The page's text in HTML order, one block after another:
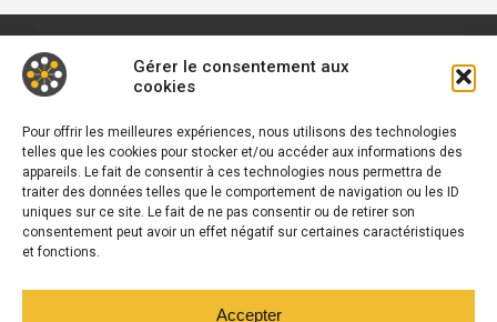
Gérer le consentement aux
cookies
Pour offrir les meilleures expériences, nous utilisons des technologies
telles que les cookies pour stocker et/ou accéder aux informations des
appareils. Le fait de consentir à ces technologies nous permettra de
traiter des données telles que le comportement de navigation ou les ID
uniques sur ce site. Le fait de ne pas consentir ou de retirer son
consentement peut avoir un effet négatif sur certaines caractéristiques
et fonctions.
Accepter
informatiques. Retrouvez des tribunes, des solutions, les
nouveautés, des retours d'utilisateurs, des évènements, des
livres blancs et les nominations du secteur. Retrouvez toutes
L’actu du B2B
Vous cherchez quelque chose ?